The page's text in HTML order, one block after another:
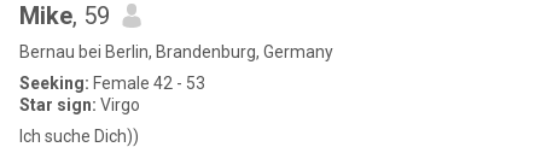
Mike, 59
Bernau bei Berlin, Brandenburg, Germany
Seeking: Female 42 - 53
Star sign: Virgo
Ich suche Dich))